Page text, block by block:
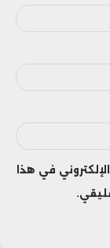
في هذا